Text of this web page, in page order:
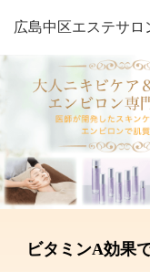
広島中区エステサロ
ビタミンA効果